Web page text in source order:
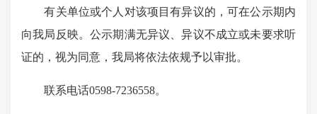
有关单位或个人对该项目有异议的，可在公示期内
向我局反映。公示期满无异议、异议不成立或未要求听
证的，视为同意，我局将依法依规予以审批。
联系电话0598-7236558。